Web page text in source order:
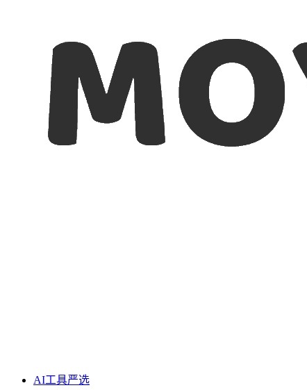
AI工具严选